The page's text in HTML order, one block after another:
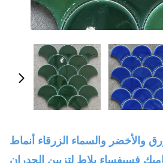
والأخضر والسماء الزرقاء أنماط